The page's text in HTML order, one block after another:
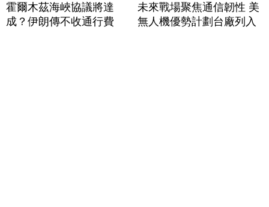
霍爾木茲海峽協議將達
成？伊朗傳不收通行費
未來戰場聚焦通信韌性 美
無人機優勢計劃台廠列入